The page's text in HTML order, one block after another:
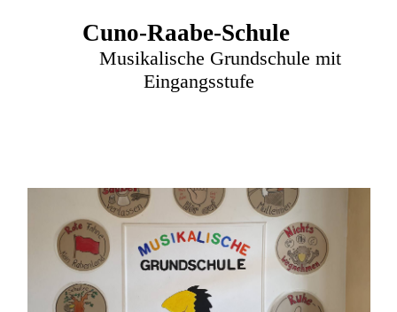
Cuno-Raabe-Schule
Musikalische Grundschule mit
Eingangsstufe